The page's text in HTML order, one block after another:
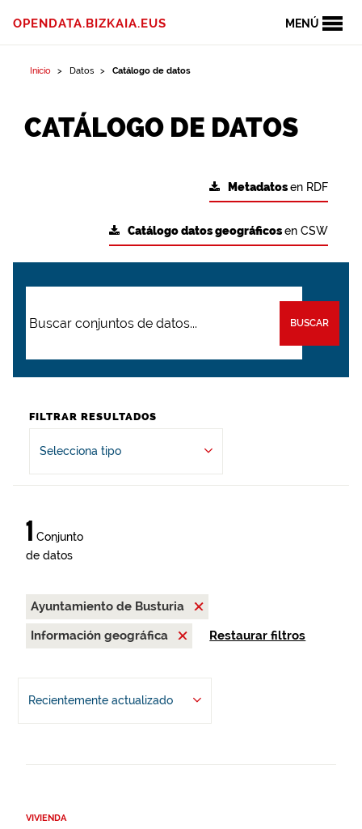
MENÚ
OPENDATA.BIZKAIA.EUS
Inicio Datos Catálogo de datos
CATÁLOGO DE DATOS
Metadatosen RDF
Catálogo datos geográficosen CSW
BUSCAR
FILTRAR RESULTADOS
Selecciona tipo
1 Conjunto
de datos
Ayuntamiento de Busturia
Información geográfica
Restaurar filtros
Recientemente actualizado
VIVIENDA